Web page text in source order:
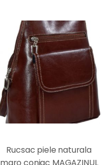
Rucsac piele naturala
maro coniac MAGAZINUL